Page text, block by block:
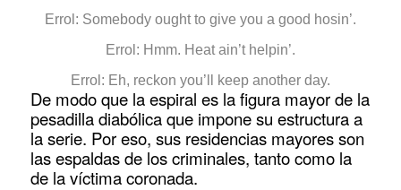
Errol: Somebody ought to give you a good hosin’.
Errol: Hmm. Heat ain’t helpin’.
Errol: Eh, reckon you’ll keep another day.
De modo que la espiral es la figura mayor de la
pesadilla diabólica que impone su estructura a
la serie. Por eso, sus residencias mayores son
las espaldas de los criminales, tanto como la
de la víctima coronada.